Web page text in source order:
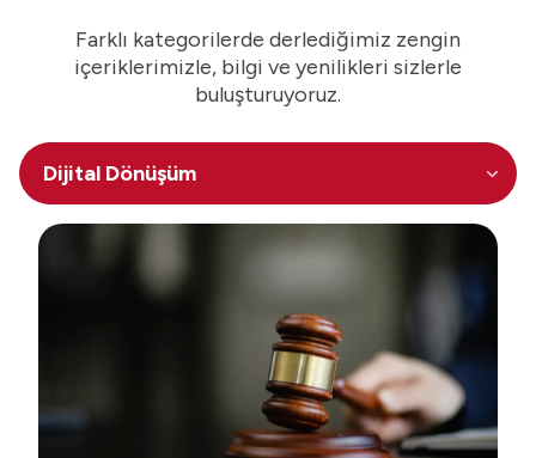
Farklı kategorilerde derlediğimiz zengin
içeriklerimizle, bilgi ve yenilikleri sizlerle
buluşturuyoruz.